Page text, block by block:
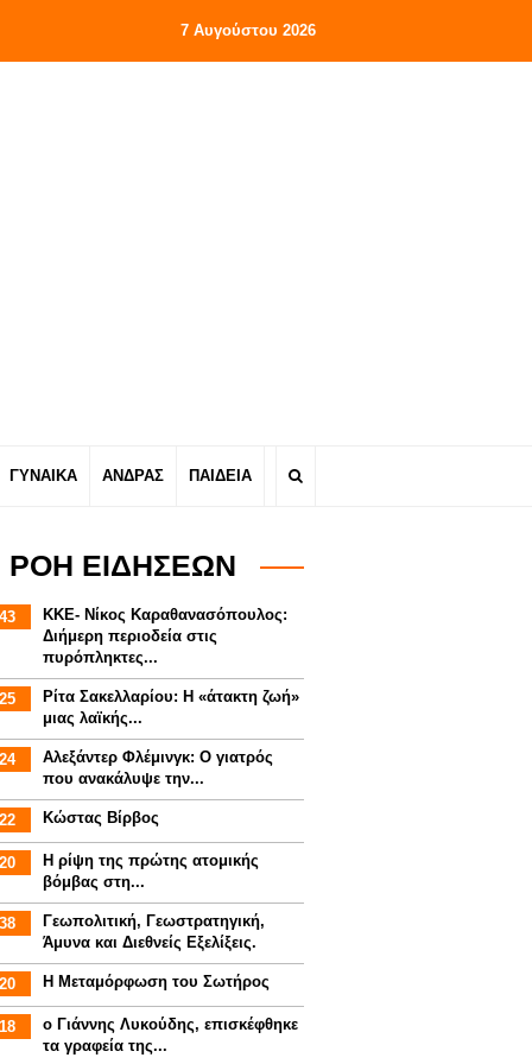
7 Αυγούστου 2026
ΓΥΝΑΙΚΑ ΑΝΔΡΑΣ ΠΑΙΔΕΙΑ
ΡΟΗ ΕΙΔΗΣΕΩΝ
ΚΚΕ- Νίκος Καραθανασόπουλος:
Διήμερη περιοδεία στις
πυρόπληκτες...
Ρίτα Σακελλαρίου: Η «άτακτη ζωή»
μιας λαϊκής...
Αλεξάντερ Φλέμινγκ: Ο γιατρός
που ανακάλυψε την...
Κώστας Βίρβος
Η ρίψη της πρώτης ατομικής
βόμβας στη...
Γεωπολιτική, Γεωστρατηγική,
Άμυνα και Διεθνείς Εξελίξεις.
Η Μεταμόρφωση του Σωτήρος
ο Γιάννης Λυκούδης, επισκέφθηκε
τα γραφεία της...